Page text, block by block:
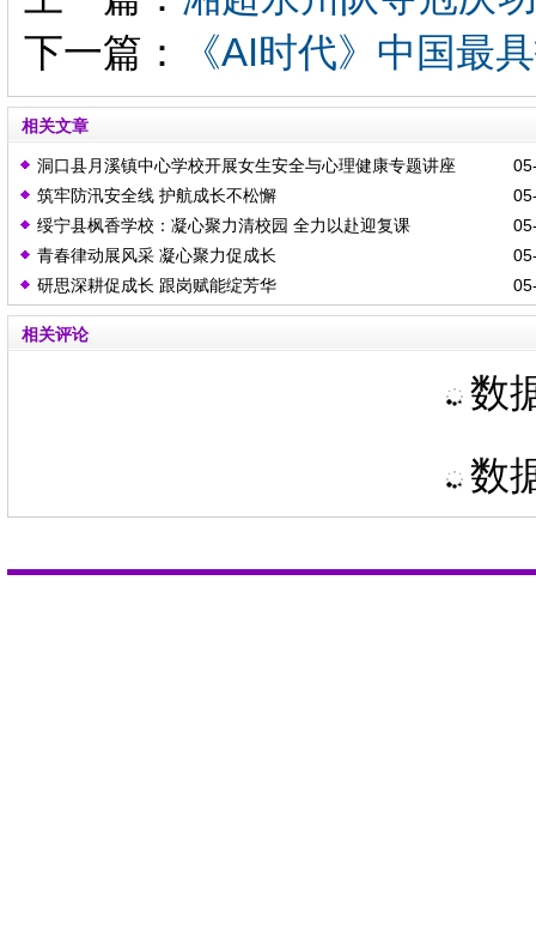
下一篇：
《AI时代》中国最
相关文章
洞口县月溪镇中心学校开展女生安全与心理健康专题讲座
筑牢防汛安全线 护航成长不松懈
绥宁县枫香学校：凝心聚力清校园 全力以赴迎复课
青春律动展风采 凝心聚力促成长
研思深耕促成长 跟岗赋能绽芳华
相关评论
数
数